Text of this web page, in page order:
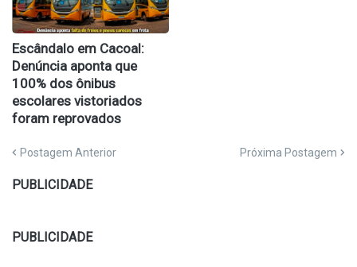
Escândalo em Cacoal:
Denúncia aponta que
100% dos ônibus
escolares vistoriados
foram reprovados
Postagem Anterior Próxima Postagem
PUBLICIDADE
PUBLICIDADE